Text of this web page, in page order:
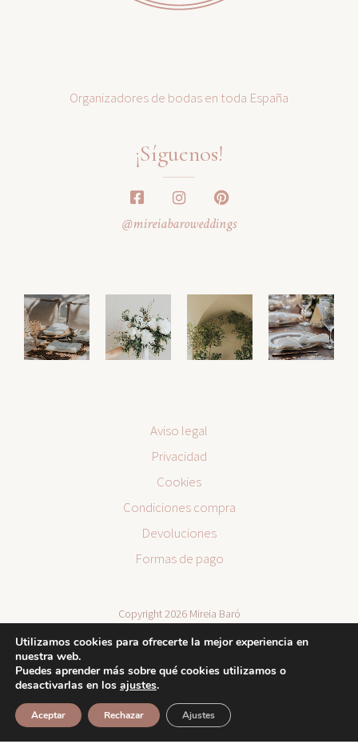
Organizadores de bodas en toda España
¡Síguenos!
@mireiabaroweddings
Aviso legal
Privacidad
Cookies
Condiciones compra
Devoluciones
Formas de pago
Copyright 2026 Mireia Baró
Utilizamos cookies para ofrecerte la mejor experiencia en
nuestra web.
Puedes aprender más sobre qué cookies utilizamos o
desactivarlas en los ajustes.
Aceptar Rechazar Ajustes